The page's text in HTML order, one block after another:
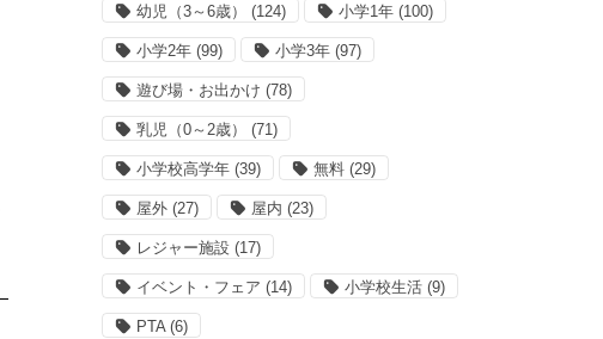
幼児（3～6歳） (124) 小学1年 (100)
小学2年 (99) 小学3年 (97)
遊び場・お出かけ (78)
乳児（0～2歳） (71)
小学校高学年 (39) 無料 (29)
屋外 (27) 屋内 (23)
レジャー施設 (17)
イベント・フェア (14) 小学校生活 (9)
PTA(6)